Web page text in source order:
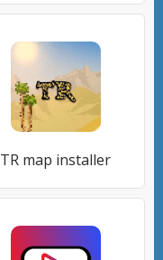
TR map installer